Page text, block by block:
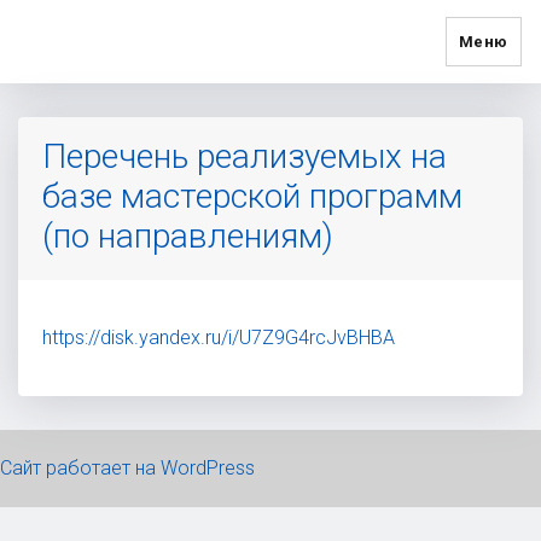
Меню
Перечень реализуемых на
базе мастерской программ
(по направлениям)
https://disk.yandex.ru/i/U7Z9G4rcJvBHBA
Сайт работает на WordPress